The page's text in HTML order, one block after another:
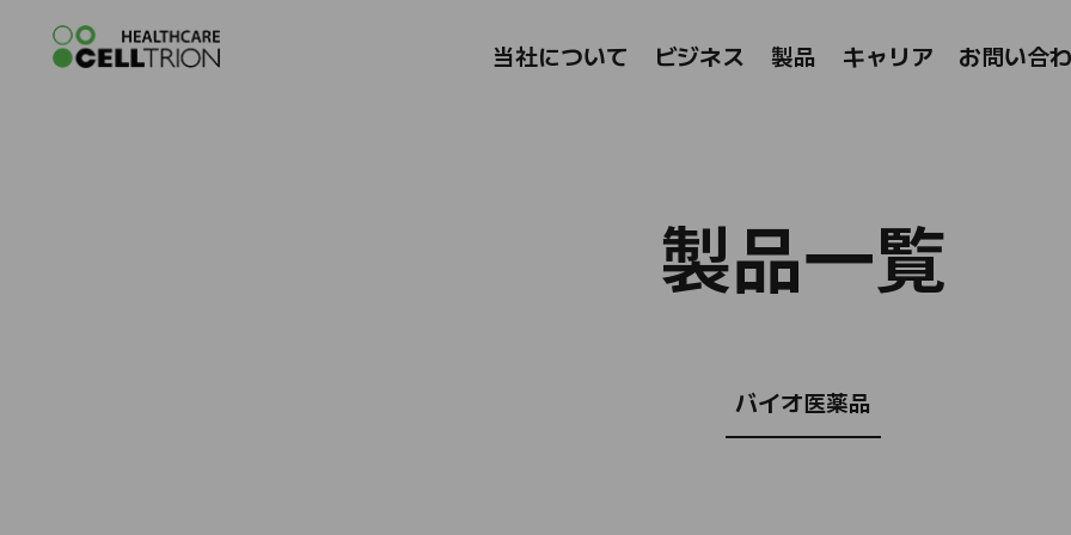
Celltrion Antibody Biosimilar Products
当社について ビジネス 製品​​ キャリア お問い合
製品一覧​​​​
バイオ医薬品